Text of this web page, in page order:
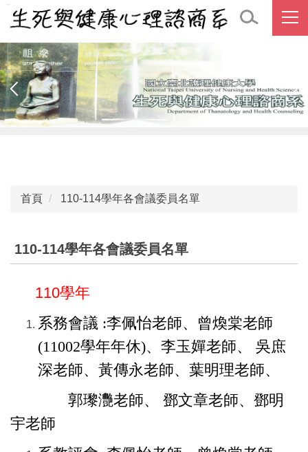
跳
到
主
要
內
容
區
首頁 110-114學年各會議委員名單
110-114學年各會議委員名單
110學年
系務會議 :李佩怡老師、曾煥棠老師
(11002學年年休)、李玉嬋老師、 吳庶
深老師、黃傳永老師、葉明理老師、
郭瓈灧老師、
鄧文章老師、鄧明
宇老師